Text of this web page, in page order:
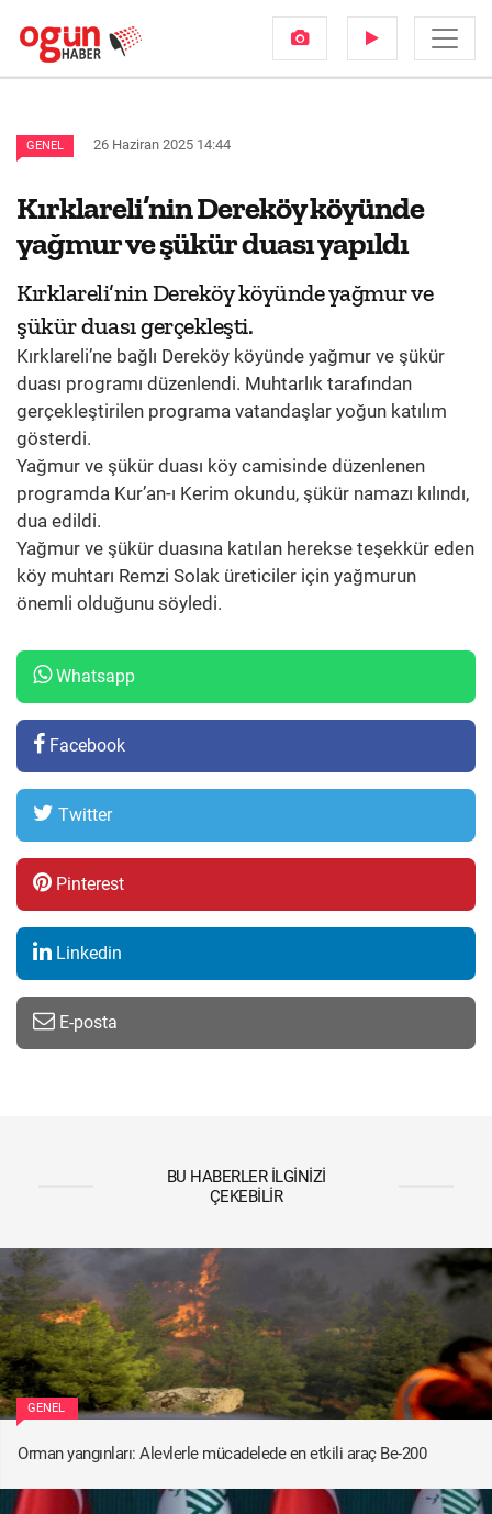
GENEL 26 Haziran 2025 14:44
Kırklareli’nin Dereköy köyünde
yağmur ve şükür duası yapıldı
Kırklareli’nin Dereköy köyünde yağmur ve
şükür duası gerçekleşti.
Kırklareli’ne bağlı Dereköy köyünde yağmur ve şükür
duası programı düzenlendi. Muhtarlık tarafından
gerçekleştirilen programa vatandaşlar yoğun katılım
gösterdi.
Yağmur ve şükür duası köy camisinde düzenlenen
programda Kur’an-ı Kerim okundu, şükür namazı kılındı,
dua edildi.
Yağmur ve şükür duasına katılan herekse teşekkür eden
köy muhtarı Remzi Solak üreticiler için yağmurun
önemli olduğunu söyledi.
Whatsapp
Facebook
Twitter
Pinterest
Linkedin
E-posta
BU HABERLER İLGINIZI
ÇEKEBILIR
GENEL
Orman yangınları: Alevlerle mücadelede en etkili araç Be-200